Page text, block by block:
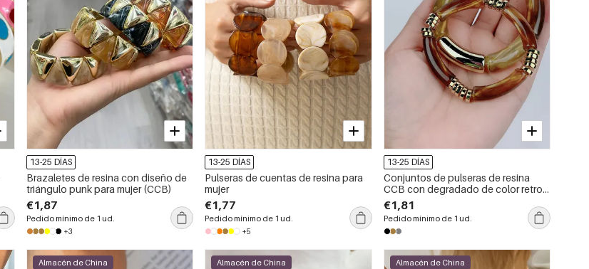
13-25 DÍAS
Brazaletes de resina con diseño de
triángulo punk para mujer (CCB)
€1,87
Pedido mínimo de 1 ud.
+3
13-25 DÍAS
Pulseras de cuentas de resina para
mujer
€1,77
Pedido mínimo de 1 ud.
+5
13-25 DÍAS
Conjuntos de pulseras de resina
CCB con degradado de color retro
para mujer
€1,81
Pedido mínimo de 1 ud.
Almacén de China Almacén de China Almacén de China